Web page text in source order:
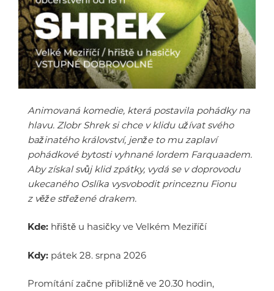
Animovaná komedie, která postavila pohádky na
hlavu. Zlobr Shrek si chce v klidu užívat svého
bažinatého království, jenže to mu zaplaví
pohádkové bytosti vyhnané lordem Farquaadem.
Aby získal svůj klid zpátky, vydá se v doprovodu
ukecaného Oslíka vysvobodit princeznu Fionu
z věže střežené drakem.
Kde: hřiště u hasičky ve Velkém Meziříčí
Kdy: pátek 28. srpna 2026
Promítání začne přibližně ve 20.30 hodin,